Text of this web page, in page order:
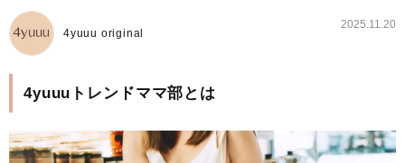
4yuuu original
2025.11.20
4yuuuトレンドママ部とは